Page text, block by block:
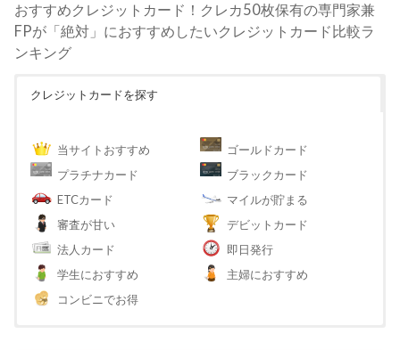
おすすめクレジットカード！クレカ50枚保有の専門家兼
FPが「絶対」におすすめしたいクレジットカード比較ラ
ンキング
クレジットカードを探す
当サイトおすすめ
ゴールドカード
プラチナカード
ブラックカード
ETCカード
マイルが貯まる
審査が甘い
デビットカード
法人カード
即日発行
学生におすすめ
主婦におすすめ
コンビニでお得